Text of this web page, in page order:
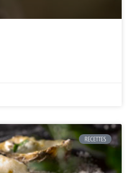
RECETTES